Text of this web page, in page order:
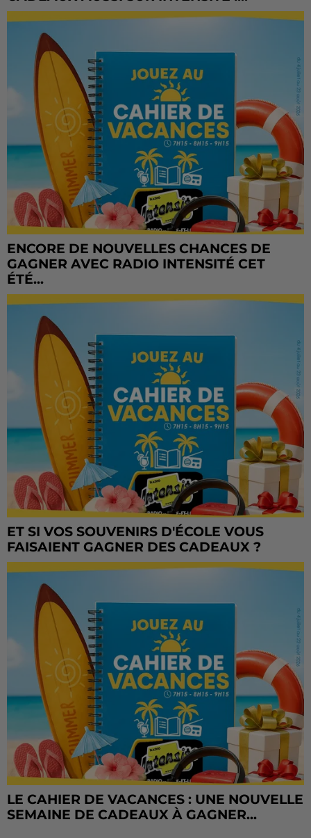
ENCORE DE NOUVELLES CHANCES DE
GAGNER AVEC RADIO INTENSITÉ CET
ÉTÉ...
ET SI VOS SOUVENIRS D'ÉCOLE VOUS
FAISAIENT GAGNER DES CADEAUX ?
LE CAHIER DE VACANCES : UNE NOUVELLE
SEMAINE DE CADEAUX À GAGNER...